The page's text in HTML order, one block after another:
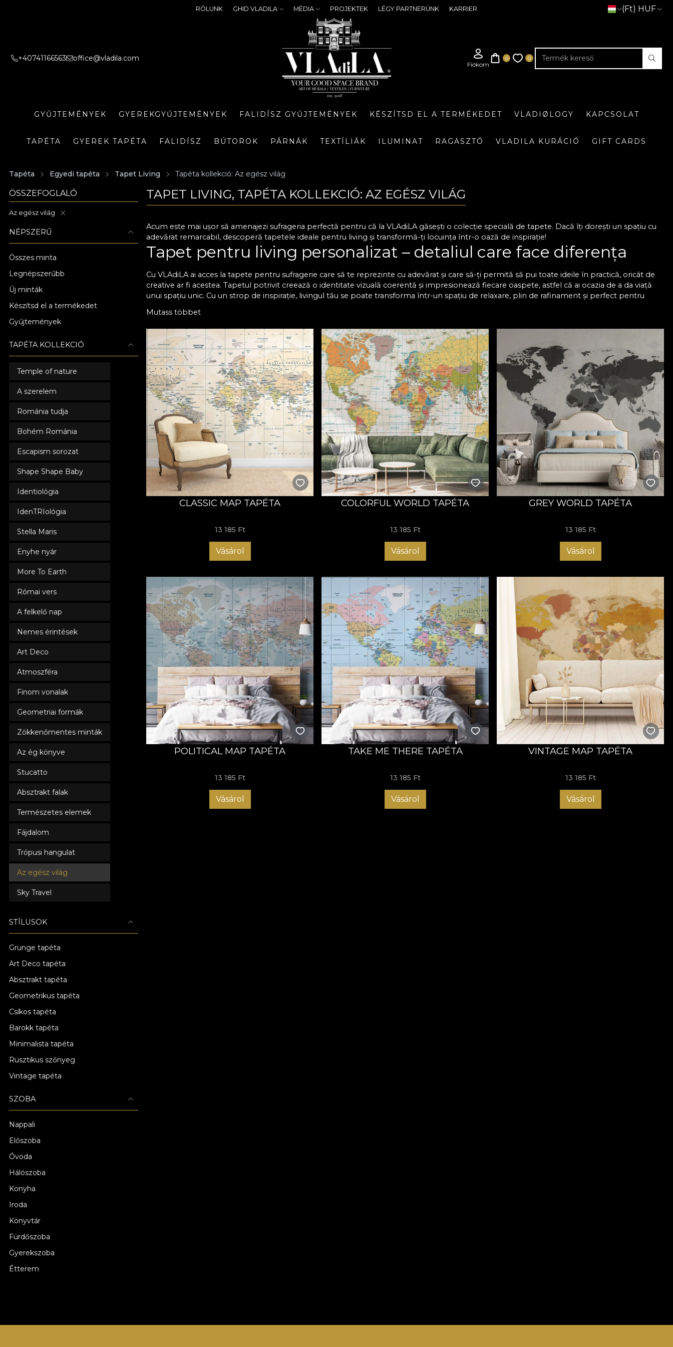
RÓLUNK GHID VLADILA MÉDIA PROJEKTEK LÉGY PARTNERÜNK KARRIER (Ft) HUF
+40741166563 office@vladila.com
GYŰJTEMÉNYEK GYEREKGYŰJTEMÉNYEK FALIDÍSZ GYŰJTEMÉNYEK KÉSZÍTSD EL A TERMÉKEDET VLADIØLOGY KAPCSOLAT
TAPÉTA GYEREK TAPÉTA FALIDÍSZ BÚTOROK PÁRNÁK TEXTÍLIÁK ILUMINAT RAGASZTÓ VLADILA KURÁCIÓ GIFT CARDS
Tapéta Egyedi tapéta Tapet Living Tapéta kollekció: Az egész világ
ÖSSZEFOGLALÓ
Az egész világ
NÉPSZERŰ
Összes minta
Legnépszerűbb
Új minták
Készítsd el a termékedet
Gyűjtemények
TAPÉTA KOLLEKCIÓ
Temple of nature
A szerelem
Románia tudja
Bohém Románia
Escapism sorozat
Shape Shape Baby
Identiológia
IdenTRIológia
Stella Maris
Enyhe nyár
More To Earth
Római vers
A felkelő nap
Nemes érintések
Art Deco
Atmoszféra
Finom vonalak
Geometriai formák
Zökkenőmentes minták
Az ég könyve
Stucatto
Absztrakt falak
Természetes elemek
Fájdalom
Trópusi hangulat
Az egész világ
Sky Travel
STÍLUSOK
Grunge tapéta
Art Deco tapéta
Absztrakt tapéta
Geometrikus tapéta
Csíkos tapéta
Barokk tapéta
Minimalista tapéta
Rusztikus szőnyeg
Vintage tapéta
SZOBA
Nappali
Előszoba
Óvoda
Hálószoba
Konyha
Iroda
Könyvtár
Fürdőszoba
Gyerekszoba
Étterem
TAPET LIVING, TAPÉTA KOLLEKCIÓ: AZ EGÉSZ VILÁG
Acum este mai ușor să amenajezi sufrageria perfectă pentru că la VLAdiLA găsești o colecție specială de tapete. Dacă îți dorești un spațiu cu
adevărat remarcabil, descoperă tapetele ideale pentru living și transformă-ți locuința într-o oază de inspirație!
Tapet pentru living personalizat – detaliul care face diferența
Cu VLAdiLA ai acces la tapete pentru sufragerie care să te reprezinte cu adevărat și care să-ți permită să pui toate ideile în practică, oricât de
creative ar fi acestea. Tapetul potrivit creează o identitate vizuală coerentă și impresionează fiecare oaspete, astfel că ai ocazia de a da viață
unui spațiu unic. Cu un strop de inspirație, livingul tău se poate transforma într-un spațiu de relaxare, plin de rafinament și perfect pentru
care să se potrivească impecabil cu decorul existent. Fiecare design se poate personaliza în funcție de dimensiunile pereților pentru a se
îmbina armonios, fără compromisuri. Modelele de tapet living nu doar că au un aspect rafinat, dar sunt și foarte rezistente, astfel că trec cu
brio testul timpului și se păstrează impecabile de-a lungul anilor.
Atmosferă deosebită cu tapetul pentru sufragerie VLAdiLA
Toate tapetele noastre pentru sufragerie sunt concepute să reziste la uzură și își păstrează aspectul impecabil pe termen lung. Oricare ar fi
preferințele tale în materie de design, cu noi ai certitudinea că vei găsi modelul perfect, care arată impecabil și se potrivește în orice spațiu.
Acum poți să-i oferi un nou aspect livingului tău, fără să fie necesare proceduri complicate, deoarece totul este mult mai simplu, mai rapid și
mai comod. Nu mai rămâne decât să adaugi tu acea notă unică. Alege tapetele moderne pentru living VLAdiLA și bucură-te de un ambient
cu adevărat special! Te așteptăm cu modele unice, create să inspire! Descoperă acum colecția noastră de tapete și transformă-ți sufrageria
într-un loc memorabil, care să impresioneze orice vizitator!
Mutass többet
CLASSIC MAP TAPÉTA
13 185 Ft
Vásárol
COLORFUL WORLD TAPÉTA
13 185 Ft
Vásárol
GREY WORLD TAPÉTA
13 185 Ft
Vásárol
POLITICAL MAP TAPÉTA
13 185 Ft
Vásárol
TAKE ME THERE TAPÉTA
13 185 Ft
Vásárol
VINTAGE MAP TAPÉTA
13 185 Ft
Vásárol